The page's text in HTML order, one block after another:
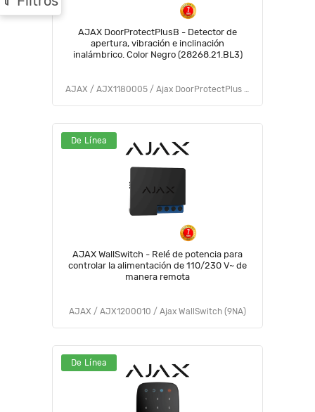
AJAX DoorProtectPlusB - Detector de
apertura, vibración e inclinación
inalámbrico. Color Negro (28268.21.BL3)
AJAX / AJX1180005 / Ajax DoorProtectPlus (9NA)
De Línea
AJAX WallSwitch - Relé de potencia para
controlar la alimentación de 110/230 V~ de
manera remota
AJAX / AJX1200010 / Ajax WallSwitch (9NA)
De Línea